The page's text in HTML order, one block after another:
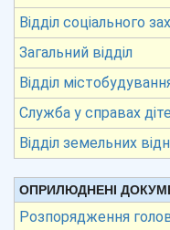
Відділ соціального
Загальний відділ
Відділ
Служба у справах
Відділ земельних
ОПРИЛЮДНЕНІ
Розпорядження